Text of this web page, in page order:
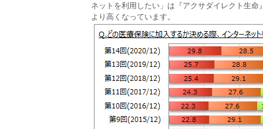
ネットを利用したい」は『アクサダイレクト生
より高くなっています。